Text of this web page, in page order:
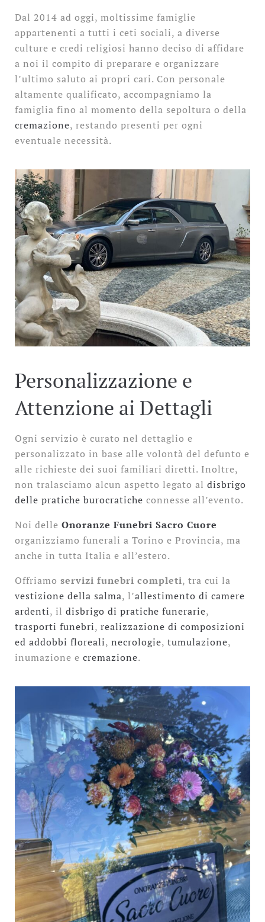
Dal 2014 ad oggi, moltissime famiglie
appartenenti a tutti i ceti sociali, a diverse
culture e credi religiosi hanno deciso di affidare
a noi il compito di preparare e organizzare
l’ultimo saluto ai propri cari. Con personale
altamente qualificato, accompagniamo la
famiglia fino al momento della sepoltura o della
cremazione, restando presenti per ogni
eventuale necessità.
Personalizzazione e
Attenzione ai Dettagli
Ogni servizio è curato nel dettaglio e
personalizzato in base alle volontà del defunto e
alle richieste dei suoi familiari diretti. Inoltre,
non tralasciamo alcun aspetto legato al disbrigo
delle pratiche burocratiche connesse all’evento.
Noi delle Onoranze Funebri Sacro Cuore
organizziamo funerali a Torino e Provincia, ma
anche in tutta Italia e all’estero.
Offriamo servizi funebri completi, tra cui la
vestizione della salma, l’allestimento di camere
ardenti, il disbrigo di pratiche funerarie,
trasporti funebri, realizzazione di composizioni
ed addobbi floreali, necrologie, tumulazione,
inumazione e cremazione.